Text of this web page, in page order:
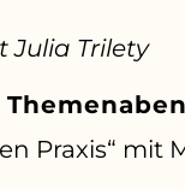
Julia Trilety
Praxis“ mit